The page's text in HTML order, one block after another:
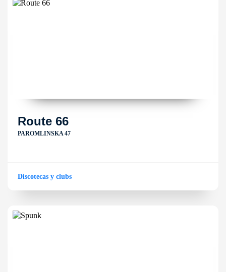
Route 66
PAROMLINSKA 47
Discotecas y clubs